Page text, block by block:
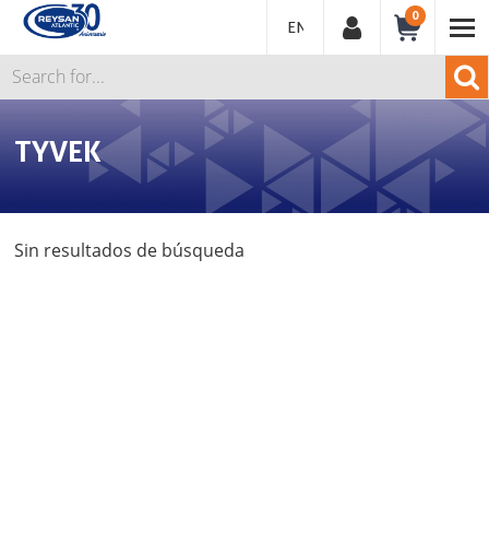
ENGLISH
0
TYVEK
Sin resultados de búsqueda